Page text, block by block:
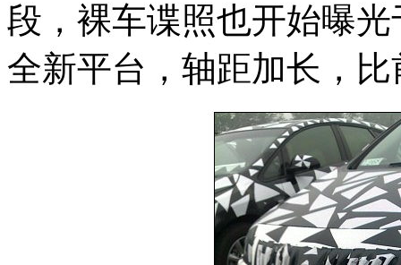
段，裸车谍照也开始曝
全新平台，轴距加长，比